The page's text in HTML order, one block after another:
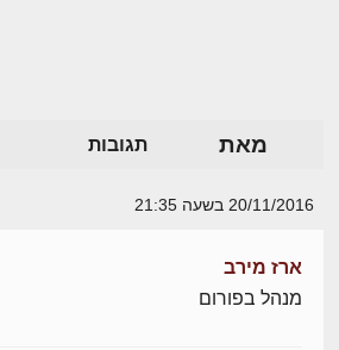
מאת תגובות
20/11/2016 בשעה 21:35
ארז מירב
מנהל בפורום